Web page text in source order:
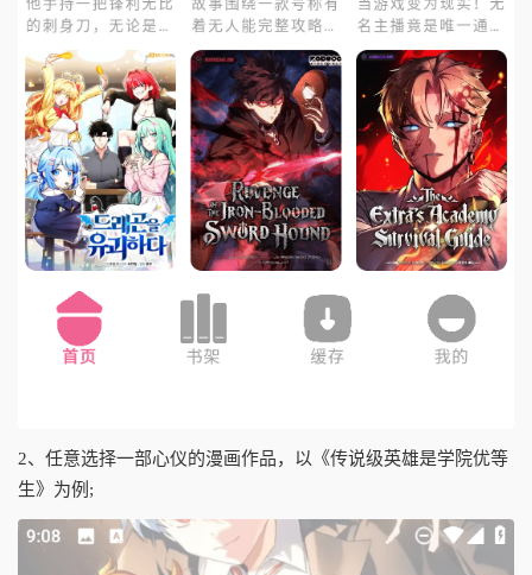
2、任意选择一部心仪的漫画作品，以《传说级英雄是学院优等
生》为例;